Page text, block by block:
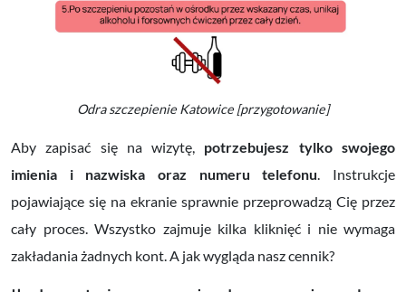
Odra szczepienie Katowice [przygotowanie]
Aby zapisać się na wizytę, potrzebujesz tylko swojego
imienia i nazwiska oraz numeru telefonu . Instrukcje
pojawiające się na ekranie sprawnie przeprowadzą Cię przez
cały proces. Wszystko zajmuje kilka kliknięć i nie wymaga
zakładania żadnych kont. A jak wygląda nasz cennik?